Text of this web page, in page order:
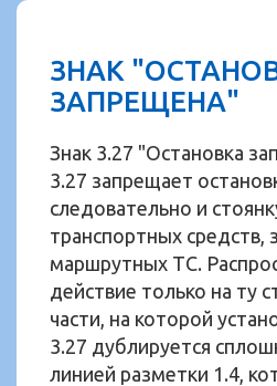
ЗНАК
ЗАПРЕЩЕНА"
Знак 3.27 "Остановка
3.27 запрещает
следовательно и
транспортных средств,
маршрутных ТС.
действие только на ту
части, на которой
3.27 дублируется
линией разметки 1.4,